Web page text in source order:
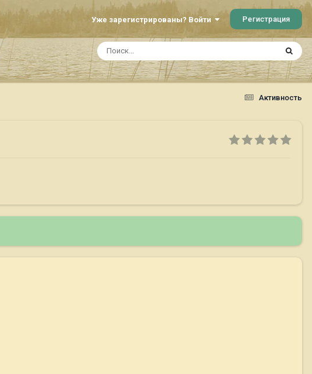
Уже зарегистрированы? Войти Регистрация
Активность